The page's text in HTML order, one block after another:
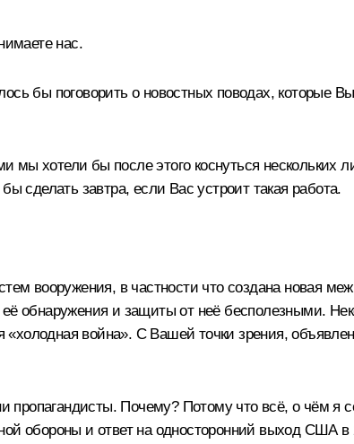
нас.
бы поговорить о новостных поводах, которые
хотели бы после этого коснуться нескольких
сделать завтра, если Вас устроит такая работа.
вооружения, в частности что создана новая
обнаружения и защиты от неё бесполезными.
война». С Вашей точки зрения,
Почему? Потому что всё, о чём я
обороны и ответ на односторонний выход США в